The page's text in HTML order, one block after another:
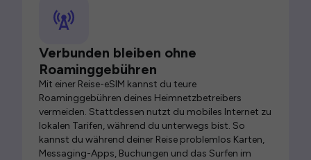
Verbunden bleiben ohne
Roaminggebühren
Mit einer Reise-eSIM kannst du teure
Roaminggebühren deines Heimnetzbetreibers
vermeiden. Stattdessen nutzt du mobiles Internet zu
lokalen Tarifen, während du unterwegs bist. So
kannst du während deiner Reise problemlos Karten,
Messaging-Apps, Buchungen und das Surfen im